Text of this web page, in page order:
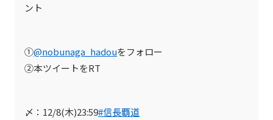
ント
①@nobunaga_hadouをフォロー
②本ツイートをRT
〆：12/8(木)23:59#信長覇道